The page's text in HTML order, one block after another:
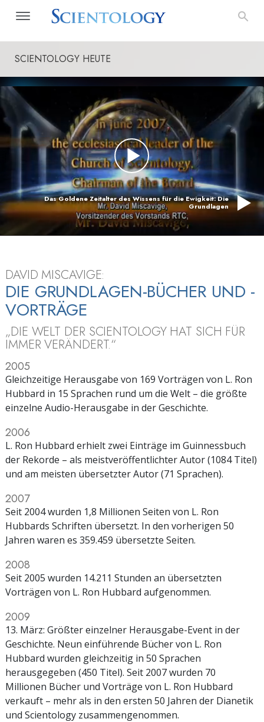
SCIENTOLOGY HEUTE
Das Goldene Zeitalter des Wissens für die Ewigkeit: Die
Grundlagen
DAVID MISCAVIGE:
DIE GRUNDLAGEN-BÜCHER UND -
VORTRÄGE
„DIE WELT DER SCIENTOLOGY HAT SICH FÜR
IMMER VERÄNDERT.“
2005
Gleichzeitige Herausgabe von 169 Vorträgen von L. Ron
Hubbard in 15 Sprachen rund um die Welt – die größte
einzelne Audio-Herausgabe in der Geschichte.
2006
L. Ron Hubbard erhielt zwei Einträge im Guinnessbuch
der Rekorde – als meistveröffentlichter Autor (1084 Titel)
und am meisten übersetzter Autor (71 Sprachen).
2007
Seit 2004 wurden 1,8 Millionen Seiten von L. Ron
Hubbards Schriften übersetzt. In den vorherigen 50
Jahren waren es 359.459 übersetzte Seiten.
2008
Seit 2005 wurden 14.211 Stunden an übersetzten
Vorträgen von L. Ron Hubbard aufgenommen.
2009
13. März: Größter einzelner Herausgabe-Event in der
Geschichte. Neun einführende Bücher von L. Ron
Hubbard wurden gleichzeitig in 50 Sprachen
herausgegeben (450 Titel). Seit 2007 wurden 70
Millionen Bücher und Vorträge von L. Ron Hubbard
verkauft – mehr als in den ersten 50 Jahren der Dianetik
und Scientology zusammengenommen.